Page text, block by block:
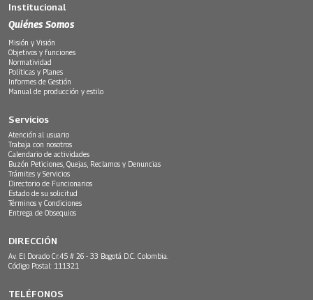
Institucional
Quiénes Somos
Misión y Visión
Objetivos y funciones
Normatividad
Políticas y Planes
Informes de Gestión
Manual de producción y estilo
Servicios
Atención al usuario
Trabaja con nosotros
Calendario de actividades
Buzón Peticiones, Quejas, Reclamos y Denuncias
Trámites y Servicios
Directorio de Funcionarios
Estado de su solicitud
Términos y Condiciones
Entrega de Obsequios
DIRECCIÓN
Av. El Dorado Cr.45 # 26 - 33 Bogotá D.C. Colombia.
Código Postal: 111321
TELÉFONOS